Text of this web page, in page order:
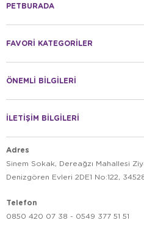
PETBURADA
FAVORİ KATEGORİLER
ÖNEMLİ BİLGİLERİ
İLETİŞİM BİLGİLERİ
Adres
Sinem Sokak, Dereağzı Mahallesi
Denizgören Evleri 2DE1 No:122,
Telefon
0850 420 07 38 - 0549 377 51 51